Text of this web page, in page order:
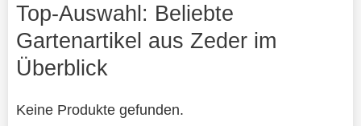
Top-Auswahl: Beliebte
Gartenartikel aus Zeder im
Überblick
Keine Produkte gefunden.